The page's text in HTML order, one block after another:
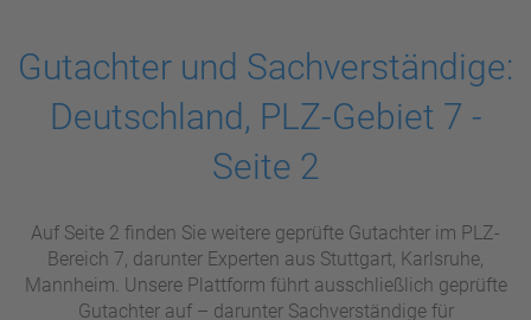
Gutachter und Sachverständige:
Deutschland, PLZ-Gebiet 7 -
Seite 2
Auf Seite 2 finden Sie weitere geprüfte Gutachter im PLZ-
Bereich 7, darunter Experten aus Stuttgart, Karlsruhe,
Mannheim. Unsere Plattform führt ausschließlich geprüfte
Gutachter auf – darunter Sachverständige für